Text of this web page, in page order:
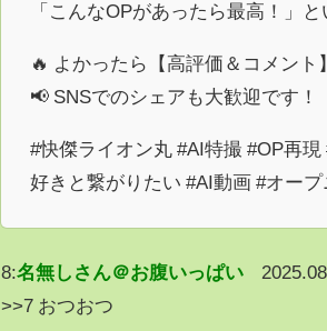
「こんなOPがあったら最高！」
🔥 よかったら【高評価＆コメント
📢 SNSでのシェアも大歓迎です！
#快傑ライオン丸 #AI特撮 #OP再
好きと繋がりたい #AI動画 #オー
8:名無しさん＠お腹いっぱい
>>7 おつおつ